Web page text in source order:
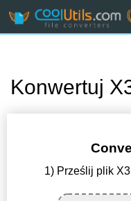
Konwertuj
1) Prześlij plik